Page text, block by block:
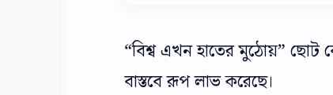
“বিশ্ব এখন হাতের মুঠোয়” ছোট
বাস্তবে রূপ লাভ করেছে।